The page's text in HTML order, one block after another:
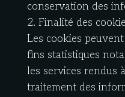
conservation des
2. Finalité des
Les cookies
fins statistiques
les services rendus
traitement des